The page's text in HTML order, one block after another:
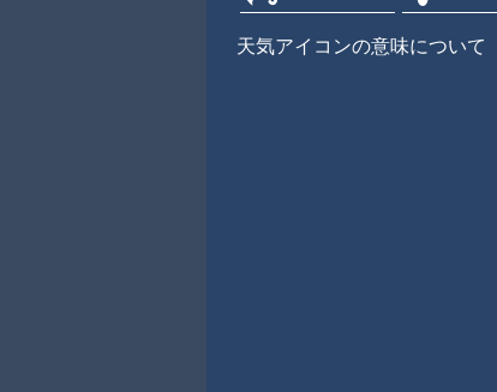
天気アイコンの意味について